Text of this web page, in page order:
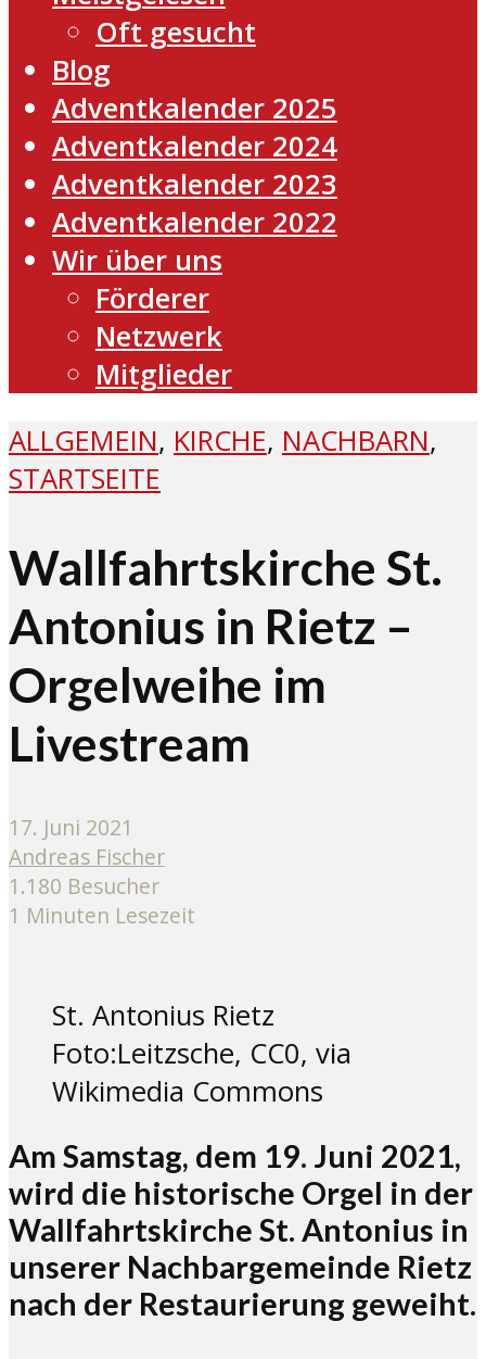
Oft gesucht
Blog
Adventkalender 2025
Adventkalender 2024
Adventkalender 2023
Adventkalender 2022
Wir über uns
Förderer
Netzwerk
Mitglieder
ALLGEMEIN, KIRCHE, NACHBARN,
STARTSEITE
Wallfahrtskirche St.
Antonius in Rietz –
Orgelweihe im
Livestream
17. Juni 2021
Andreas Fischer
1.180 Besucher
1 Minuten Lesezeit
St. Antonius Rietz
Foto:Leitzsche, CC0, via
Wikimedia Commons
Am Samstag, dem 19. Juni 2021,
wird die historische Orgel in der
Wallfahrtskirche St. Antonius in
unserer Nachbargemeinde Rietz
nach der Restaurierung geweiht.